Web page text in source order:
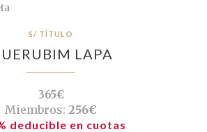
S/ TÍTULO
LAPA
365€
Miembros: 256€
deducible en cuotas